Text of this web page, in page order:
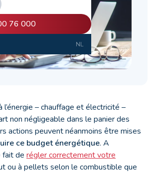
76 000
NL
– chauffage et électricité –
non négligeable dans le panier des
actions peuvent néanmoins être mises
ce budget énergétique. A
fait de régler correctement votre
ou à pellets selon le combustible que